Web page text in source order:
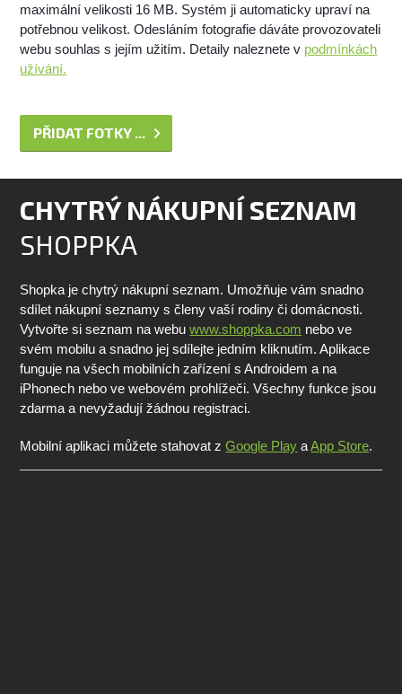
maximální velikosti 16 MB. Systém ji automaticky upraví na
potřebnou velikost. Odesláním fotografie dáváte provozovateli
webu souhlas s jejím užitím. Detaily naleznete v podmínkách
užívání.
PŘIDAT FOTKY ...
CHYTRÝ NÁKUPNÍ SEZNAM
SHOPPKA
Shopka je chytrý nákupní seznam. Umožňuje vám snadno
sdílet nákupní seznamy s členy vaší rodiny či domácnosti.
Vytvořte si seznam na webuwww.shoppka.com nebo ve
svém mobilu a snadno jej sdílejte jedním kliknutím. Aplikace
funguje na všech mobilních zařízení s Androidem a na
iPhonech nebo ve webovém prohlížeči. Všechny funkce jsou
zdarma a nevyžadují žádnou registraci.
Mobilní aplikaci můžete stahovat zGoogle Play aApp Store.